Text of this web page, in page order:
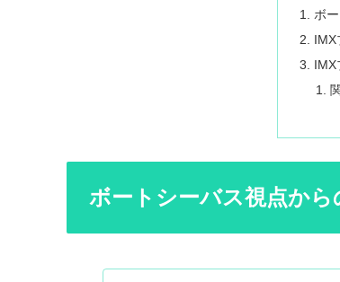
ボ
IMX
IMX
ボートシーバス視点か